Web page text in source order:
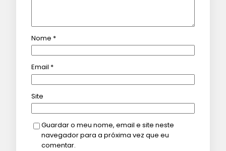
Nome *
Email *
Site
Guardar o meu nome, email e site neste
navegador para a próxima vez que eu
comentar.